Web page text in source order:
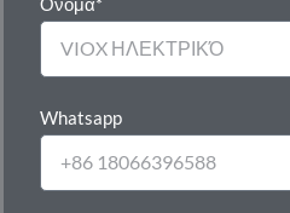
Whatsapp